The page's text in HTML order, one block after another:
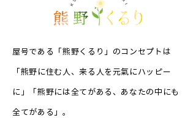
屋号である「熊野くるり」のコンセプトは
「熊野に住む人、来る人を元氣にハッピー
に」「熊野には全てがある、あなたの中にも
全てがある」。